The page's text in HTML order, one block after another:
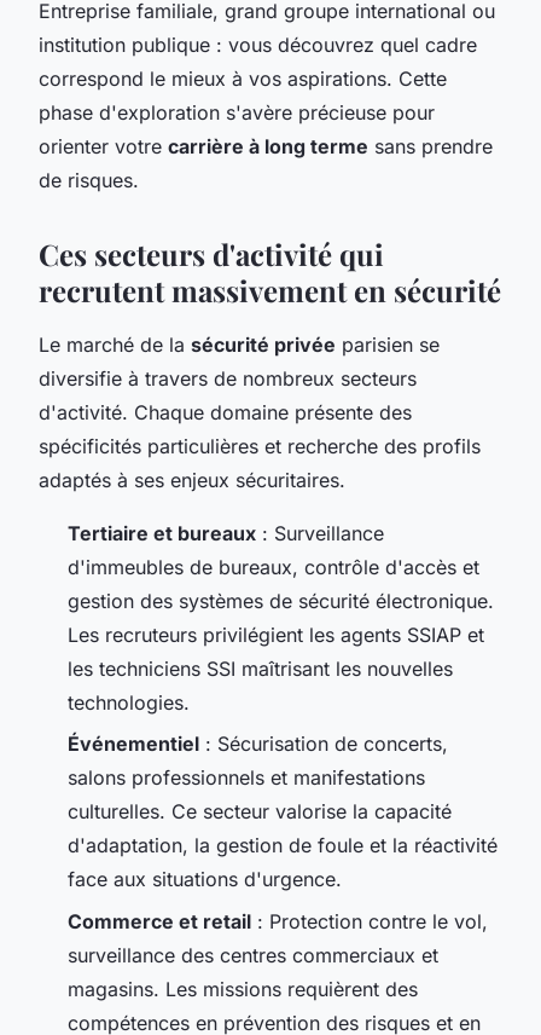
Entreprise familiale, grand groupe international ou
institution publique : vous découvrez quel cadre
correspond le mieux à vos aspirations. Cette
phase d'exploration s'avère précieuse pour
orienter votre carrière à long terme sans prendre
de risques.
Ces secteurs d'activité qui
recrutent massivement en sécurité
Le marché de la sécurité privée parisien se
diversifie à travers de nombreux secteurs
d'activité. Chaque domaine présente des
spécificités particulières et recherche des profils
adaptés à ses enjeux sécuritaires.
Tertiaire et bureaux : Surveillance
d'immeubles de bureaux, contrôle d'accès et
gestion des systèmes de sécurité électronique.
Les recruteurs privilégient les agents SSIAP et
les techniciens SSI maîtrisant les nouvelles
technologies.
Événementiel : Sécurisation de concerts,
salons professionnels et manifestations
culturelles. Ce secteur valorise la capacité
d'adaptation, la gestion de foule et la réactivité
face aux situations d'urgence.
Commerce et retail : Protection contre le vol,
surveillance des centres commerciaux et
magasins. Les missions requièrent des
compétences en prévention des risques et en